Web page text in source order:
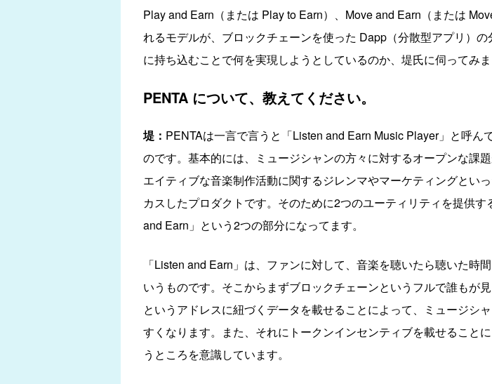
Play and Earn（または Play to Earn）、Move and Earn（または
れるモデルが、ブロックチェーンを使った Dapp（分散型アプリ）
に持ち込むことで何を実現しようとしているのか、堤氏に伺ってみま
PENTA について、教えてください。
堤： PENTAは一言で言うと「Listen and Earn Music Player」と呼
のです。基本的には、ミュージシャンの方々に対するオープンな課
エイティブな音楽制作活動に関するジレンマやマーケティングとい
カスしたプロダクトです。そのために2つのユーティリティを提供
and Earn」という2つの部分になってます。
「Listen and Earn」は、ファンに対して、音楽を聴いたら聴いた
いうものです。そこからまずブロックチェーンというフルで誰もが
というアドレスに紐づくデータを載せることによって、ミュージシ
すくなります。また、それにトークンインセンティブを載せること
うところを意識しています。